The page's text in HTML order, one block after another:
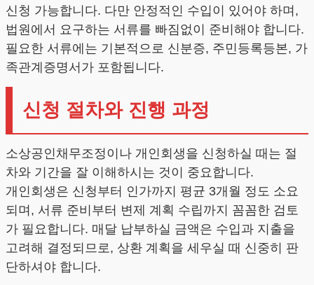
신청 가능합니다. 다만 안정적인 수입이 있어야 하며,
법원에서 요구하는 서류를 빠짐없이 준비해야 합니다.
필요한 서류에는 기본적으로 신분증, 주민등록등본, 가
족관계증명서가 포함됩니다.
신청 절차와 진행 과정
소상공인채무조정이나 개인회생을 신청하실 때는 절
차와 기간을 잘 이해하시는 것이 중요합니다.
개인회생은 신청부터 인가까지 평균 3개월 정도 소요
되며, 서류 준비부터 변제 계획 수립까지 꼼꼼한 검토
가 필요합니다. 매달 납부하실 금액은 수입과 지출을
고려해 결정되므로, 상환 계획을 세우실 때 신중히 판
단하셔야 합니다.